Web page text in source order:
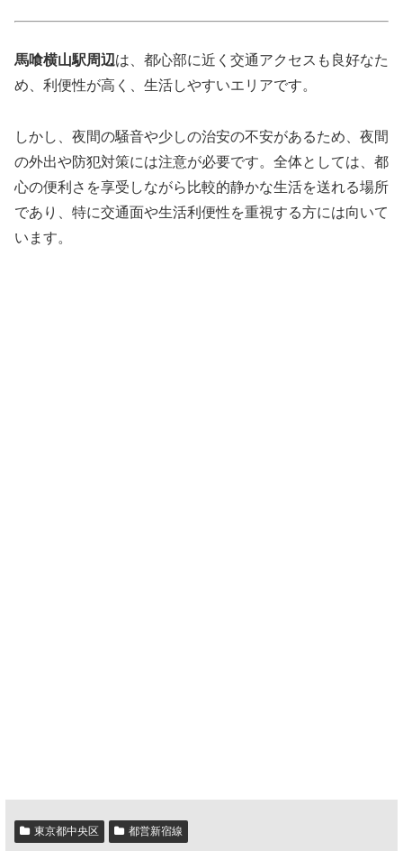
馬喰横山駅周辺は、都心部に近く交通アクセスも良好なた
め、利便性が高く、生活しやすいエリアです。
しかし、夜間の騒音や少しの治安の不安があるため、夜間
の外出や防犯対策には注意が必要です。全体としては、都
心の便利さを享受しながら比較的静かな生活を送れる場所
であり、特に交通面や生活利便性を重視する方には向いて
います。
東京都中央区 都営新宿線